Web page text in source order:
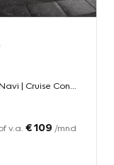
v.a. € 109 /mnd